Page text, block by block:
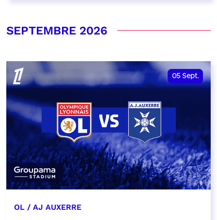
SEPTEMBRE 2026
05 Sept.
OL / AJ AUXERRE